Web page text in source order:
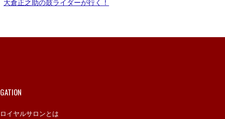
大倉正之助の鼓ライダーが行く！
イヤルサロンとは